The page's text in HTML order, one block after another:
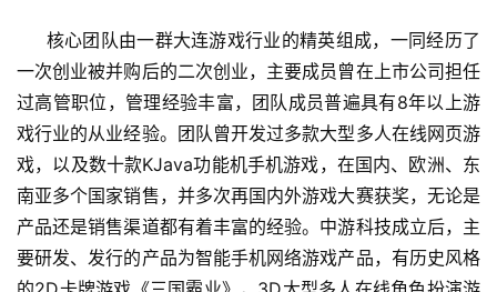
游
戏
业
界
手
机
游
核心团队由一群大连游戏行业的精英组成，一同经历了
一次创业被并购后的二次创业，主要成员曾在上市公司担任
过高管职位，管理经验丰富，团队成员普遍具有8年以上游
戏行业的从业经验。团队曾开发过多款大型多人在线网页游
戏，以及数十款KJava功能机手机游戏，在国内、欧洲、东
南亚多个国家销售，并多次再国内外游戏大赛获奖，无论是
产品还是销售渠道都有着丰富的经验。中游科技成立后，主
要研发、发行的产品为智能手机网络游戏产品，有历史风格